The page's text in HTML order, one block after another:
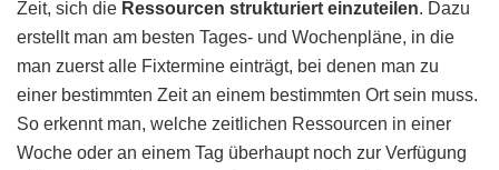
Zeit, sich die Ressourcen strukturiert einzuteilen. Dazu
erstellt man am besten Tages- und Wochenpläne, in die
man zuerst alle Fixtermine einträgt, bei denen man zu
einer bestimmten Zeit an einem bestimmten Ort sein muss.
So erkennt man, welche zeitlichen Ressourcen in einer
Woche oder an einem Tag überhaupt noch zur Verfügung